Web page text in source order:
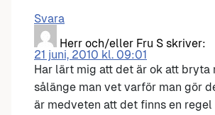
Svara
Herr och/eller Fru S skriver:
21 juni, 2010 kl. 09:01
Har lärt mig att det är ok att bryta
sålänge man vet varför man gör
är medveten att det finns en regel